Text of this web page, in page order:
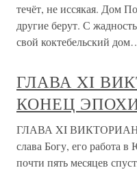
течёт, не иссякая. Дом
другие берут. С
свой коктебельский
ГЛАВА XI
КОНЕЦ
ГЛАВА XI
слава Богу, его работа
почти пять месяцев